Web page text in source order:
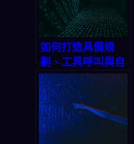
如何打造具備規
劃、工具呼叫與自
我批判能力的進階
Agentic AI 系
統？2026 終極實
戰指南